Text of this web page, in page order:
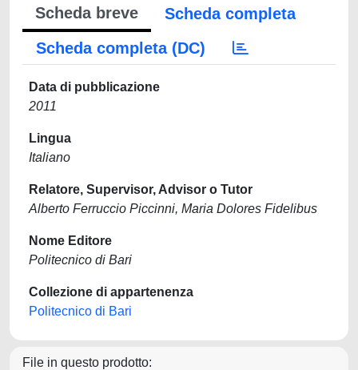
Scheda breve
Scheda completa
Scheda completa (DC)
Data di pubblicazione
2011
Lingua
Italiano
Relatore, Supervisor, Advisor o Tutor
Alberto Ferruccio Piccinni, Maria Dolores Fidelibus
Nome Editore
Politecnico di Bari
Collezione di appartenenza
Politecnico di Bari
File in questo prodotto: